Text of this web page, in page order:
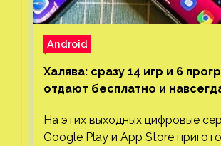
Android
Халява: сразу 14 игр и 6
отдают бесплатно и
загрузок
На этих выходных цифровые
Google Play и App Store